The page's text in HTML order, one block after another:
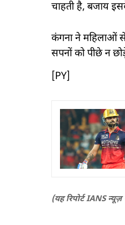
चाहती है, बजाय
कंगना ने महिलाओं
सपनों को पीछे न
[PY]
(यह रिपोर्ट IANS